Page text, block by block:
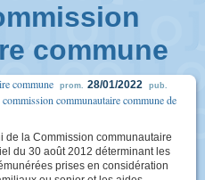
commune
commune prom. 28/01/2022 pub.
commission communautaire commune de
de la Commission communautaire
du 30 août 2012 déterminant les
prises en considération